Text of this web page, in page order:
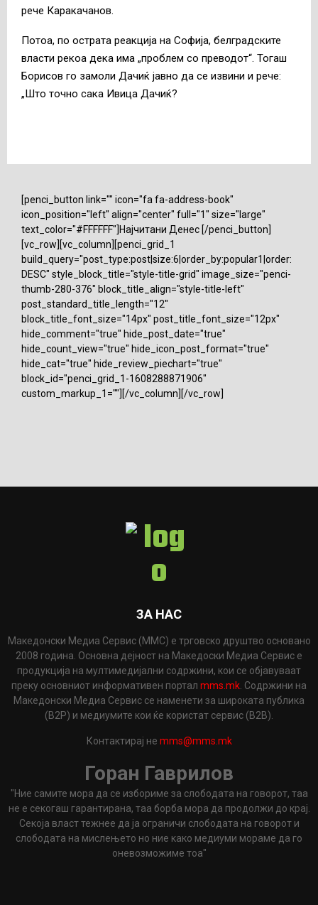
рече Каракачанов.
Потоа, по острата реакција на Софија, белградските
власти рекоа дека има „проблем со преводот“. Тогаш
Борисов го замоли Дачиќ јавно да се извини и рече:
„Што точно сака Ивица Дачиќ?
[penci_button link="" icon="fa fa-address-book"
icon_position="left" align="center" full="1" size="large"
text_color="#FFFFFF"]Најчитани Денес [/penci_button]
[vc_row][vc_column][penci_grid_1
build_query="post_type:post|size:6|order_by:popular1|order:
DESC" style_block_title="style-title-grid" image_size="penci-
thumb-280-376" block_title_align="style-title-left"
post_standard_title_length="12"
block_title_font_size="14px" post_title_font_size="12px"
hide_comment="true" hide_post_date="true"
hide_count_view="true" hide_icon_post_format="true"
hide_cat="true" hide_review_piechart="true"
block_id="penci_grid_1-1608288871906"
custom_markup_1=""][/vc_column][/vc_row]
ЗА НАС
Македонски Медиа Сервис (ММС) е трговско друштво основано
2008 година. Основна дејност на Македоски Медиа Сервис е
продукција на мултимедијални содржини, кои се објавуваат
преку основниот информативен портал mms.mk . Содржини на
Македонски Медиа Сервис се наменети за широката публика
(B2P) и медиумите кои ќе користат сервис (B2B).
Контактирај не mms@mms.mk
Горан Гаврилов
"Ние самите мора да се избориме за слободата на говорот, таа
не е секогаш гарантирана, таа борба мора да продолжи до крај.
Секоја власт тежнее да ја ограничи слободата на говорот и
слободата на мислењето но ние како медиуми мораме да го
оневозможиме тоа"